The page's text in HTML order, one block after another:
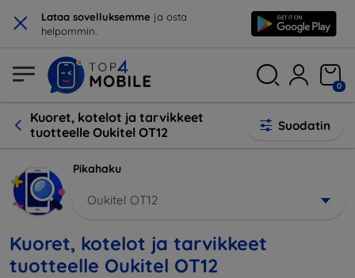
× Lataa sovelluksemme ja osta
helpommin.
0
Kuoret, kotelot ja tarvikkeet
tuotteelle Oukitel OT12
Suodatin
Pikahaku
Oukitel OT12
Kuoret, kotelot ja tarvikkeet
tuotteelle Oukitel OT12